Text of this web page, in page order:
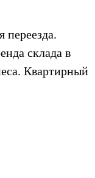
переезда.
склада в
Квартирный